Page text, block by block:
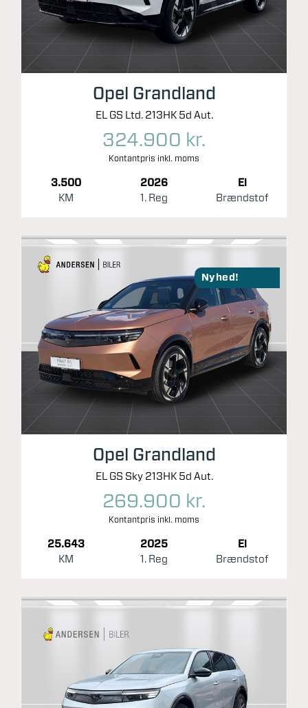
Opel Grandland
EL GS Ltd. 213HK 5d Aut.
324.900 kr.
Kontantpris inkl. moms
3.500
KM
2026
1. Reg
El
Brændstof
Nyhed!
Opel Grandland
EL GS Sky 213HK 5d Aut.
269.900 kr.
Kontantpris inkl. moms
25.643
KM
2025
1. Reg
El
Brændstof